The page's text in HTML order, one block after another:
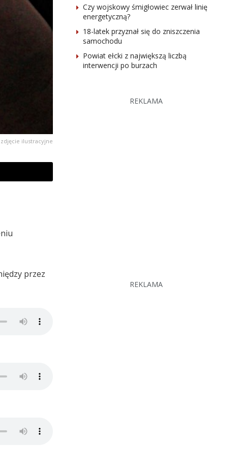
zdjęcie ilustracyjne
przez
Czy wojskowy śmigłowiec zerwał linię
energetyczną?
18-latek przyznał się do zniszczenia
samochodu
Powiat ełcki z największą liczbą
interwencji po burzach
REKLAMA
REKLAMA